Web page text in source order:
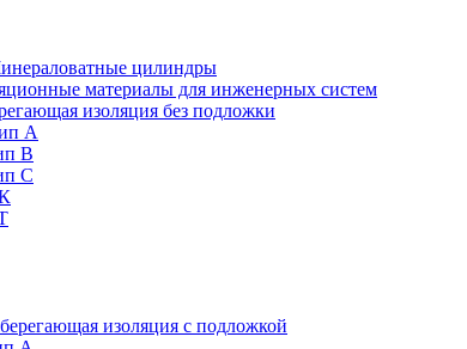
цилиндры
материалы для инженерных систем
изоляция без подложки
А
В
C
изоляция с подложкой